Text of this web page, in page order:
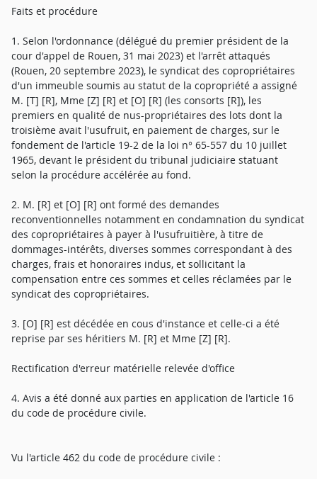
Faits et procédure
1. Selon l'ordonnance (délégué du premier président de la
cour d'appel de Rouen, 31 mai 2023) et l'arrêt attaqués
(Rouen, 20 septembre 2023), le syndicat des copropriétaires
d'un immeuble soumis au statut de la copropriété a assigné
M. [T] [R], Mme [Z] [R] et [O] [R] (les consorts [R]), les
premiers en qualité de nus-propriétaires des lots dont la
troisième avait l'usufruit, en paiement de charges, sur le
fondement de l'article 19-2 de la loi n° 65-557 du 10 juillet
1965, devant le président du tribunal judiciaire statuant
selon la procédure accélérée au fond.
2. M. [R] et [O] [R] ont formé des demandes
reconventionnelles notamment en condamnation du syndicat
des copropriétaires à payer à l'usufruitière, à titre de
dommages-intérêts, diverses sommes correspondant à des
charges, frais et honoraires indus, et sollicitant la
compensation entre ces sommes et celles réclamées par le
syndicat des copropriétaires.
3. [O] [R] est décédée en cous d'instance et celle-ci a été
reprise par ses héritiers M. [R] et Mme [Z] [R].
Rectification d'erreur matérielle relevée d'office
4. Avis a été donné aux parties en application de l'article 16
du code de procédure civile.
Vu l'article 462 du code de procédure civile :